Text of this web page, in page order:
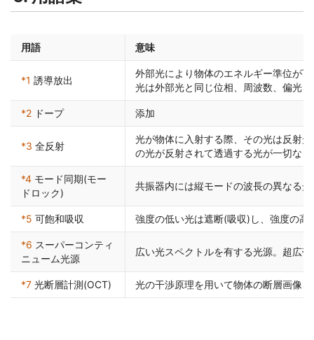
用語 意味
*1 誘導放出
外部光により物体のエネルギー準位が
光は外部光と同じ位相、周波数、偏光
*2 ドープ 添加
*3 全反射
光が物体に入射する際、その光は反射
の光が反射されて透過する光が一切な
*4 モード同期(モー
ドロック)
共振器内には縦モードの波長の異なる
*5 可飽和吸収 強度の低い光は遮断(吸収)し、強度の高
*6 スーパーコンティ
ニューム光源
広い光スペクトルを有する光源。超広
*7 光断層計測(OCT) 光の干渉原理を用いて物体の断層画像